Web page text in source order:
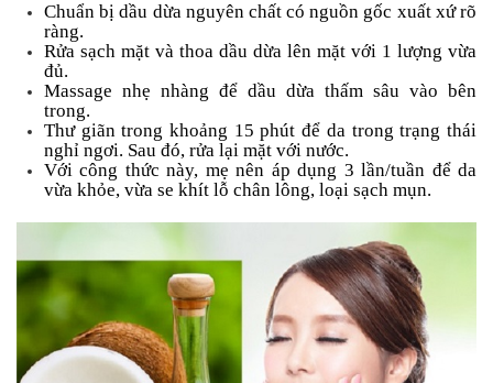
Chuẩn bị dầu dừa nguyên chất có nguồn gốc xuất xứ rõ
ràng.
Rửa sạch mặt và thoa dầu dừa lên mặt với 1 lượng vừa
đủ.
Massage nhẹ nhàng để dầu dừa thấm sâu vào bên
trong.
Thư giãn trong khoảng 15 phút để da trong trạng thái
nghỉ ngơi. Sau đó, rửa lại mặt với nước.
Với công thức này, mẹ nên áp dụng 3 lần/tuần để da
vừa khỏe, vừa se khít lỗ chân lông, loại sạch mụn.